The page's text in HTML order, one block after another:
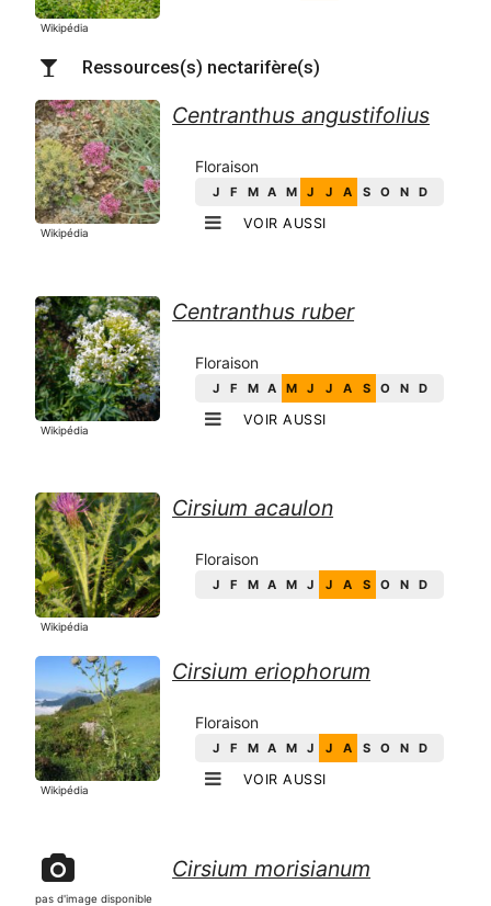
Wikipédia
Ressources(s) nectarifère(s)
Wikipédia
Centranthus angustifolius
Floraison
J F M A M J J A S O N D
VOIR AUSSI
Wikipédia
Centranthus ruber
Floraison
J F M A M J J A S O N D
VOIR AUSSI
Wikipédia
Cirsium acaulon
Floraison
J F M A M J J A S O N D
Wikipédia
Cirsium eriophorum
Floraison
J F M A M J J A S O N D
VOIR AUSSI
pas d'image disponible
Cirsium morisianum